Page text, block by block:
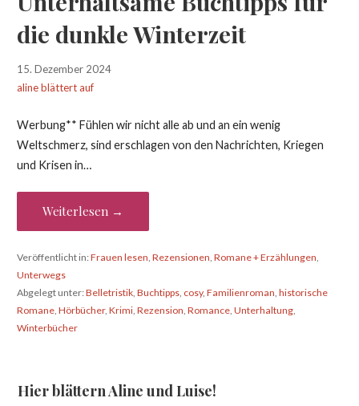
die dunkle Winterzeit
15. Dezember 2024
aline blättert auf
Werbung** Fühlen wir nicht alle ab und an ein wenig
Weltschmerz, sind erschlagen von den Nachrichten, Kriegen
und Krisen in…
Weiterlesen →
Veröffentlicht in:Frauen lesen Rezensionen Romane + Erzählungen
Unterwegs
Abgelegt unter:Belletristik, Buchtipps, cosy, Familienroman historische
Romane, Hörbücher, Krimi, Rezension Romance, Unterhaltung,
Winterbücher
Hier blättern Aline und Luise!